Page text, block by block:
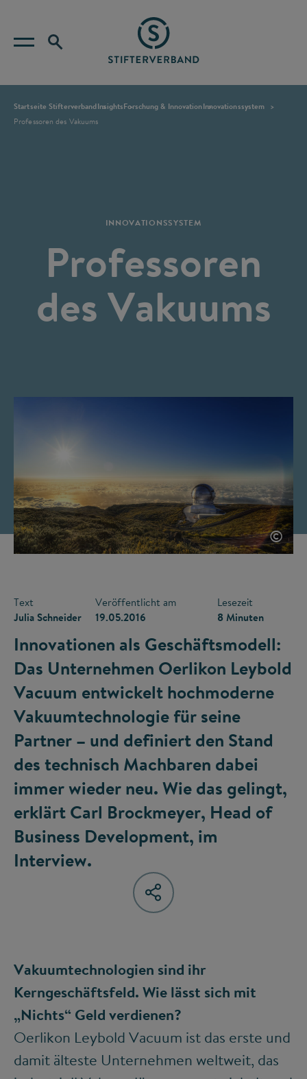
Startseite StifterverbandInsightsForschung & InnovationInnovationssystem
Professoren des Vakuums
INNOVATIONSSYSTEM
Professoren
des Vakuums
©
Text
Julia Schneider
Veröffentlicht am
19.05.2016
Lesezeit
8 Minuten
Innovationen als Geschäftsmodell:
Das Unternehmen Oerlikon Leybold
Vacuum entwickelt hochmoderne
Vakuumtechnologie für seine
Partner – und definiert den Stand
des technisch Machbaren dabei
immer wieder neu. Wie das gelingt,
erklärt Carl Brockmeyer, Head of
Business Development, im
Interview.
Vakuumtechnologien sind ihr
Kerngeschäftsfeld. Wie lässt sich mit
„Nichts“ Geld verdienen?
Oerlikon Leybold Vacuum ist das erste und
damit älteste Unternehmen weltweit, das